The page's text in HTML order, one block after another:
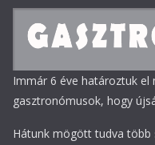
Immár 6 éve határoztuk el
gasztronómusok, hogy
Hátunk mögött tudva több